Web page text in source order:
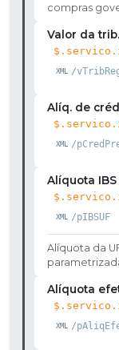
compras
Valor da
/
Alíq. de
/
Alíquota IBS
/pIBSUF
Alíquota da
Alíquota
/